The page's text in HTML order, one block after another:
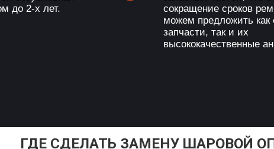
до 2-х лет.
сокращение сроков
можем предложить как
запчасти, так и их
высококачественные
ГДЕ СДЕЛАТЬ ЗАМЕНУ ШАРОВОЙ